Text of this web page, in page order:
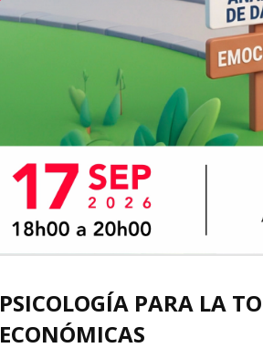
PSICOLOGÍA PARA LA
ECONÓMICAS